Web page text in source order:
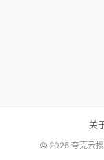
关
© 2025 夸克云